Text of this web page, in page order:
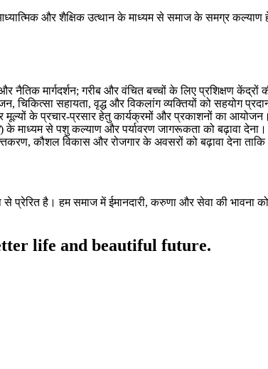
और शैक्षिक उत्थान के माध्यम से समाज के समग्र कल्याण
और नैतिक मार्गदर्शन; गरीब और वंचित बच्चों के लिए प्रशिक्षण केंद्रों
चिकित्सा सहायता, वृद्ध और विकलांग व्यक्तियों को सहयोग
के प्रचार-प्रसार हेतु कार्यक्रमों और प्रकाशनों का आयोजन।
) के माध्यम से पशु कल्याण और पर्यावरण जागरूकता को बढ़ावा देना।
कौशल विकास और रोजगार के अवसरों को बढ़ावा देना ताकि
से प्रेरित है। हम समाज में ईमानदारी, करुणा और सेवा की भावना
life and beautiful future.